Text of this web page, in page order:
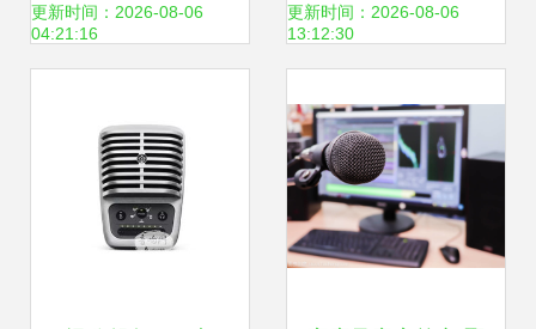
方位产品与服务指
更新时间：2026-08-06
04:21:16
记录与制作声音
更新时间：2026-08-06
13:12:30